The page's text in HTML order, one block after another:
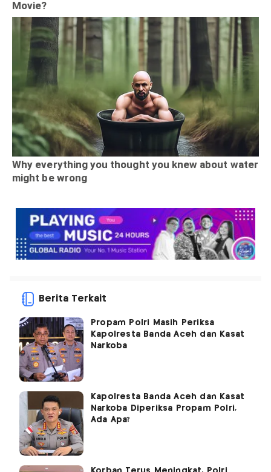
Berita Terkait
Propam Polri Masih Periksa
Kapolresta Banda Aceh dan Kasat
Narkoba
Kapolresta Banda Aceh dan Kasat
Narkoba Diperiksa Propam Polri,
Ada Apa?